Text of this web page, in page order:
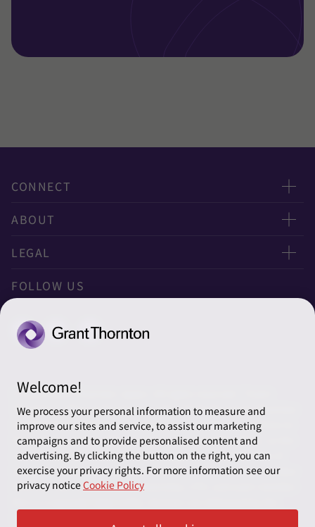
CONNECT
お問い合わせ
ニュースレター申し込み
グローバル
グローバルリーチ
ABOUT
太陽有限責任監査法人
太陽グラントソントン税理士法人
太陽グラントソントン株式会社
株式会社サンライズ・アカウンティング・インターナショ
ナル
一般社団法人太陽グラントソントン
採用情報
News＆Topics
LEGAL
利用規約
ソーシャルメディアポリシー
FOLLOW US
© 2026 Grant Thornton Japan. All rights reserved. “Grant
Thornton” refers to the brand under which the Grant Thornton
member firms provide assurance, tax and advisory services to
their clients and/or refers to one or more member firms, as the
context requires. Grant Thornton Japan is a member firm of
Grant Thornton International Ltd (GTIL). GTIL and the member
firms are not a worldwide partnership. GTIL and each member
Welcome!
We process your personal information to measure and
improve our sites and service, to assist our marketing
campaigns and to provide personalised content and
advertising. By clicking the button on the right, you can
exercise your privacy rights. For more information see our
privacy noticeCookie Policy